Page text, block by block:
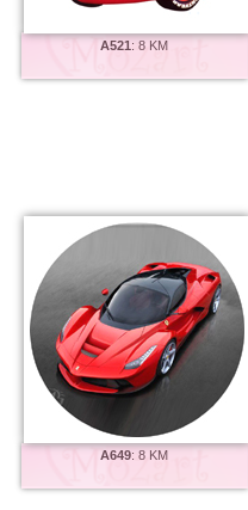
A521 :8 KM
A649:8 KM